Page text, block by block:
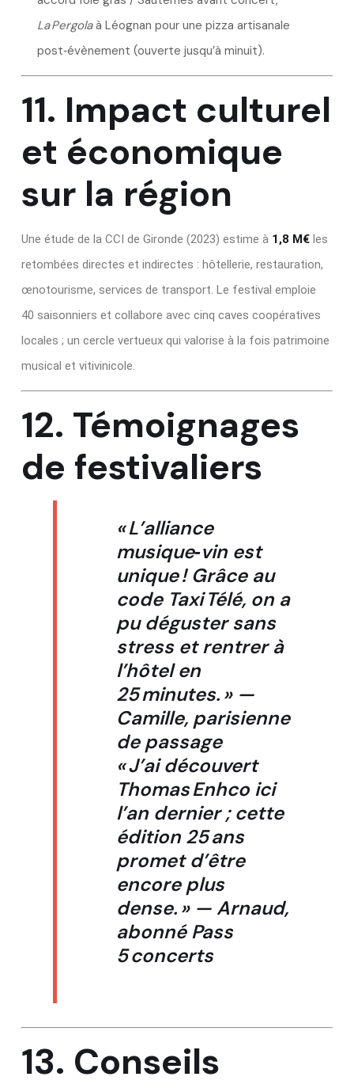
La Pergolaà Léognan pour une pizza artisanale
post‑évènement (ouverte jusqu’à minuit).
11. Impact culturel
et économique
sur la région
Une étude de la CCI de Gironde (2023) estime à 1,8 M€ les
retombées directes et indirectes : hôtellerie, restauration,
œnotourisme, services de transport. Le festival emploie
40 saisonniers et collabore avec cinq caves coopératives
locales ; un cercle vertueux qui valorise à la fois patrimoine
musical et vitivinicole.
12. Témoignages
de festivaliers
« L’alliance
musique‑vin est
unique ! Grâce au
code Taxi Télé, on a
pu déguster sans
stress et rentrer à
l’hôtel en
25 minutes. » —
Camille, parisienne
de passage
« J’ai découvert
Thomas Enhco ici
l’an dernier ; cette
édition 25 ans
promet d’être
encore plus
dense. » —Arnaud,
abonné Pass
5 concerts
13. Conseils